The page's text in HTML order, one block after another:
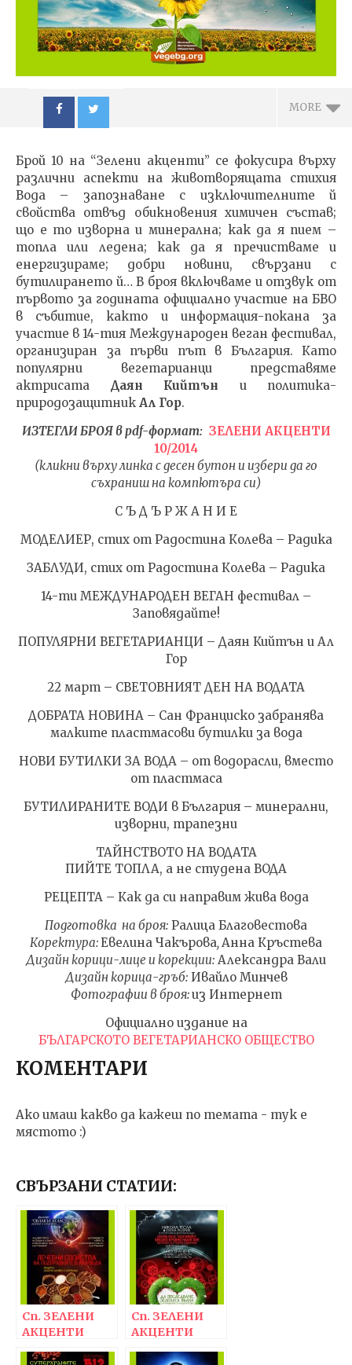
MORE
NOW VIEWING
Сп. ЗЕЛЕНИ АКЦЕНТИ
10/2014
22.03.2016
fVISION.eu
Брой 10 на “Зелени акценти” се фокусира върху
различни аспекти на животворящата стихия
Вода – запознаване с изключителните й
свойства отвъд обикновения химичен състав;
що е то изворна и минерална; как да я пием –
топла или ледена; как да я пречистваме и
енергизираме; добри новини, свързани с
бутилирането й… В броя включваме и отзвук от
първото за годината официално участие на БВО
в събитие, както и информация-покана за
участие в 14-тия Международен веган фестивал,
организиран за първи път в България. Като
популярни вегетарианци представяме
актрисата Даян Кийтън и политика-
природозащитник Ал Гор.
ИЗТЕГЛИ БРОЯ в pdf-формат: ЗЕЛЕНИ АКЦЕНТИ
10/2014
(кликни върху линка с десен бутон и избери да го
съхраниш на компютъра си)
С Ъ Д Ъ Р Ж А Н И Е
МОДЕЛИЕР, стих от Радостина Колева – Радика
ЗАБЛУДИ, стих от Радостина Колева – Радика
14-ти МЕЖДУНАРОДЕН ВЕГАН фестивал –
Заповядайте!
ПОПУЛЯРНИ ВЕГЕТАРИАНЦИ – Даян Кийтън и Ал
Гор
22 март – СВЕТОВНИЯТ ДЕН НА ВОДАТА
ДОБРАТА НОВИНА – Сан Франциско забранява
малките пластмасови бутилки за вода
НОВИ БУТИЛКИ ЗА ВОДА – от водорасли, вместо
от пластмаса
БУТИЛИРАНИТЕ ВОДИ в България – минерални,
изворни, трапезни
ТАЙНСТВОТО НА ВОДАТА
ПИЙТЕ ТОПЛА, а не студена ВОДА
РЕЦЕПТА – Как да си направим жива вода
Подготовка на броя: Ралица Благовестова
Коректура:Евелина Чакърова, Анна Кръстева
Дизайн корици-лице и корекции: Александра Вали
Дизайн корица-гръб:Ивайло Минчев
Фотографии в броя:из Интернет
Официално издание на
БЪЛГАРСКОТО ВЕГЕТАРИАНСКО ОБЩЕСТВО
КОМЕНТАРИ
Ако имаш какво да кажеш по темата - тук е
мястото :)
СВЪРЗАНИ СТАТИИ:
Сп. ЗЕЛЕНИ
АКЦЕНТИ
Сп. ЗЕЛЕНИ
АКЦЕНТИ